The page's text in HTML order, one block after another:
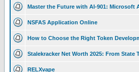
Master the Future with AI-901: Microsoft
NSFAS Application Online
How to Choose the Right Token
Stalekracker Net Worth 2025: From State
RELXvape